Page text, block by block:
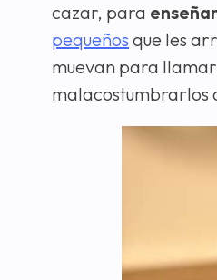
cazar, para
pequeños que les
muevan para llamar
malacostumbrarlos